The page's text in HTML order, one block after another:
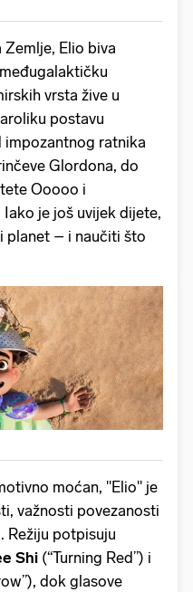
Elio biva
vrsta žive u
postavu
impozantnog ratnika
Glordona, do
Ooooo i
je još uvijek dijete,
planet – i naučiti što
moćan, "Elio" je
važnosti povezanosti
Režiju potpisuju
Shi (“Turning Red”) i
dok glasove